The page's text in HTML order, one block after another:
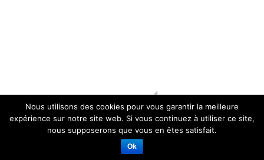
Nous utilisons des cookies pour vous garantir la meilleure
expérience sur notre site web. Si vous continuez à utiliser ce site,
nous supposerons que vous en êtes satisfait.
Ok